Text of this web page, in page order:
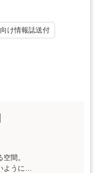
け情報誌送付
間。
ように…